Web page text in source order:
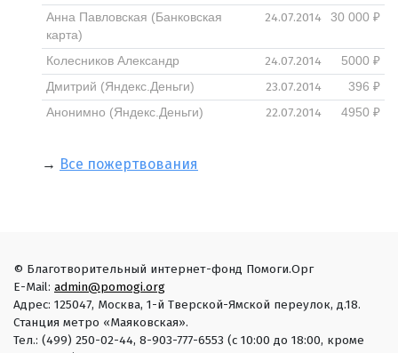
Анна Павловская (Банковская
карта)
24.07.2014 30 000 ₽
Колесников Александр 24.07.2014
5000 ₽
Дмитрий (Яндекс.Деньги)
23.07.2014
396 ₽
Анонимно (Яндекс.Деньги)
22.07.2014 4950 ₽
→ Все пожертвования
© Благотворительный интернет-фонд Помоги.Орг
E-Mail: admin@pomogi.org
Адрес: 125047, Москва, 1-й Тверской-Ямской переулок, д.18.
Станция метро «Маяковская».
Тел.: (499) 250-02-44, 8-903-777-6553 (с 10:00 до 18:00, кроме